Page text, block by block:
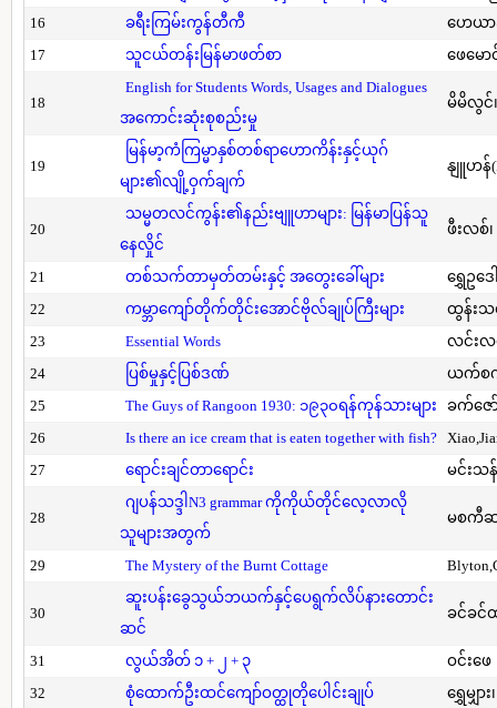
16
ခရီးကြမ်းကွန်တီကီ
ဟေယာ
17
သူငယ်တန်းမြန်မာဖတ်စာ ဖေမော
18
English for Students Words, Usages and Dialogues
အကောင်းဆုံးစုစည်းမှု
မိမိလွင်၊
19
မြန်မာ့ကံကြမ္မာနှစ်တစ်ရာဟောကိန်းနှင့်ယုဂ်
များ၏လျို့ဝှက်ချက်
နျူဟန်
20
သမ္မတလင်ကွန်း၏နည်းဗျူဟာများ: မြန်မာပြန်သူ
နေလှိုင်
ဖီးလစ်
21 တစ်သက်တာမှတ်တမ်းနှင့် အတွေးခေါ်များ
ရွှေဥဒေ
22
ကမ္ဘာကျော်တိုက်တိုင်းအောင်ဗိုလ်ချုပ်ကြီးများ
ထွန်းသ
23
Essential Words
လင်းလ
24
ပြစ်မှုနှင့်ပြစ်ဒဏ်
ယက်စကီ
25
The Guys of Rangoon 1930: ၁၉၃၀ရန်ကုန်သားများ
ခက်ဇေ
26
Is there an ice cream that is eaten together with fish?
27
ရောင်းချင်တာရောင်း မင်းသ
28
ဂျပန်သဒ္ဒါN3 grammar ကိုကိုယ်တိုင်လေ့လာလို
သူများအတွက်
မစကီ
29 The Mystery of the Burnt Cottage
30
ဆူးပန်းခွေသွယ်ဘယက်နှင့်ပေရွက်လိပ်နားတောင်း
ဆင်
ခင်ခင်
31 လွယ်အိတ် ၁ + ၂ + ၃
ဝင်းဖေ
32
စုံထောက်ဦးထင်ကျော်ဝတ္ထုတိုပေါင်းချုပ်
ရွှေမျှား